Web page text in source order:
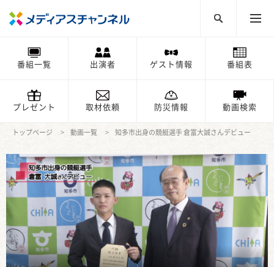
番組一覧 出演者 ゲスト情報 番組表
プレゼント 取材依頼 防災情報 動画検索
トップページ 動画一覧 知多市出身の競艇選手 倉富大誠さんデビュー